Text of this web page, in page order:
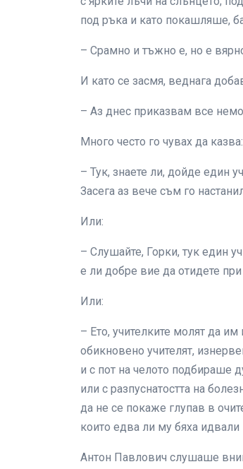
под ръка и като покашляше,
– Срамно и тъжно е, но е
И като се засмя, веднага
– Аз днес приказвам все
Много често го чувах да казва:
– Тук, знаете ли, дойде един
Засега аз вече съм го
Или:
– Слушайте, Горки, тук един
е ли добре вие да отидете при
Или:
– Ето, учителките молят да им
обикновено учителят,
и с пот на челото подбираше
или с разпуснатостта на
да не се покаже глупав в
които едва ли му бяха
Антон Павлович слушаше